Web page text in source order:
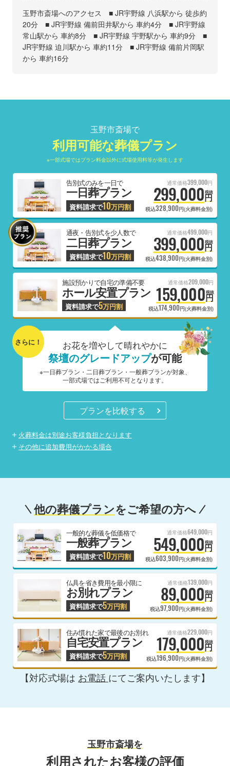
玉野市斎場へのアクセス ■ JR宇野線 八浜駅から 徒歩約
20分 ■ JR宇野線 備前田井駅から 車約4分 ■ JR宇野線
常山駅から 車約8分 ■ JR宇野線 宇野駅から 車約9分 ■
JR宇野線 迫川駅から 車約11分 ■ JR宇野線 備前片岡駅
から 車約16分
玉野市斎場で
利用可能な葬儀プラン
※一部式場ではプラン料金以外に式場使用料等が発生します
告別式のみを一日で
一日葬プラン
資料請求で10万円割
通常価格399,000円
299,000円
税抜
税込328,900円(火葬料金別)
通夜・告別式を少人数で
二日葬プラン
資料請求で10万円割
通常価格499,000円
399,000円
税抜
税込438,900円(火葬料金別)
施設預かりで自宅の準備不要
ホール安置プラン
資料請求で5万円割
通常価格209,000円
159,000円
税抜
税込174,900円(火葬料金別)
さらに！ お花を増やして晴れやかに
祭壇のグレードアップが可能
※一日葬プラン・二日葬プラン・一般葬プランが対象、
一部式場ではご利用不可となります。
プランを比較する
火葬料金は別途お客様負担となります
その他に追加費用がかかる場合
他の葬儀プランをご希望の方へ
一般的な葬儀を低価格で
一般葬プラン
資料請求で10万円割
通常価格649,000円
549,000円
税抜
税込603,900円(火葬料金別)
仏具を省き費用を最小限に
お別れプラン
資料請求で5万円割
通常価格139,000円
89,000円
税抜
税込97,900円(火葬料金別)
住み慣れた家で最後のお別れ
自宅安置プラン
資料請求で5万円割
通常価格229,000円
179,000円
税抜
税込196,900円(火葬料金別)
【対応式場は お電話 にてご案内いたします】
玉野市斎場を
利用されたお客様の評価